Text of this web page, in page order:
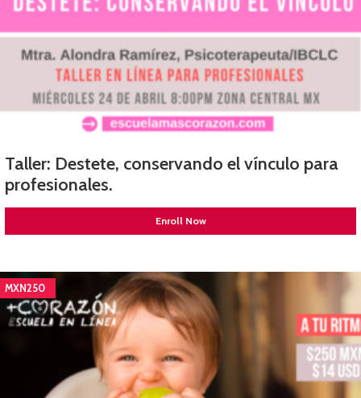
Taller: Destete, conservando el vínculo para
profesionales.
Enroll Now
MXN250